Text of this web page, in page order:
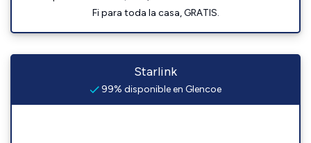
Fi para toda la casa, GRATIS.
Starlink
99% disponible en Glencoe